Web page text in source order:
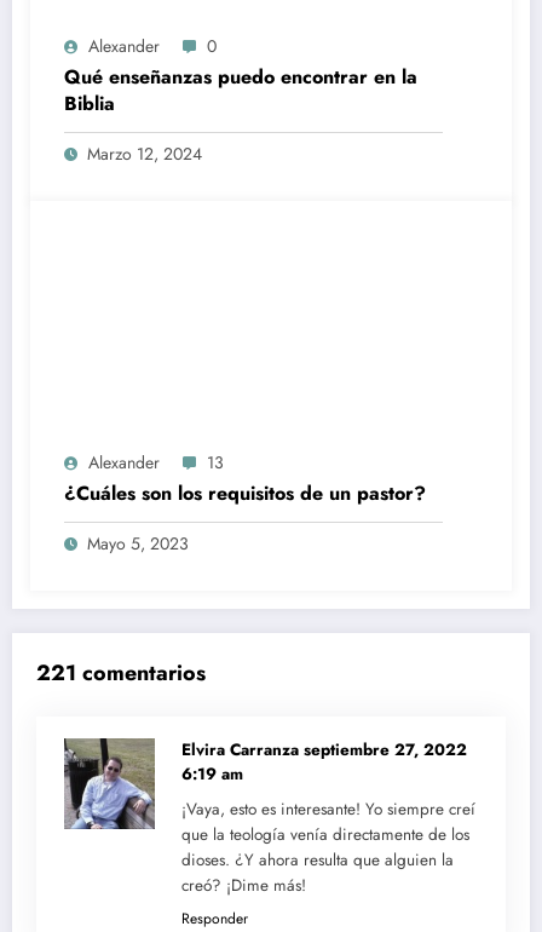
Alexander 0
Qué enseñanzas puedo encontrar en la
Biblia
Marzo 12, 2024
Alexander 13
¿Cuáles son los requisitos de un pastor?
Mayo 5, 2023
221 comentarios
Elvira Carranza septiembre 27, 2022
6:19 am
¡Vaya, esto es interesante! Yo siempre creí
que la teología venía directamente de los
dioses. ¿Y ahora resulta que alguien la
creó? ¡Dime más!
Responder